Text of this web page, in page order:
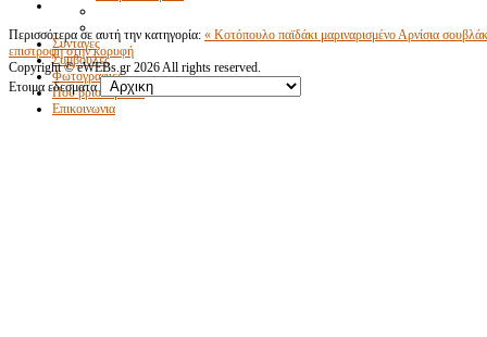
Συνταγες
Συμβουλες
Φωτογραφιες
Που βρισκομαστε
Επικοινωνια
Περισσότερα σε αυτή την κατηγορία: « Κοτόπουλο παϊδάκι μαριναρισμένοΑρνίσια
επιστροφή στην κορυφή
Copyright ©eWEBs.gr 2026 All rights reserved.
Ετοιμα εδεσματα